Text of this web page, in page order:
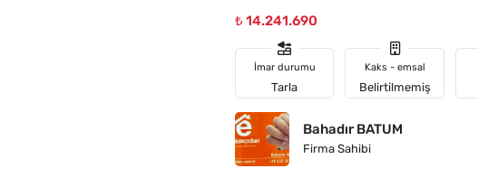
₺ 14.241.690
İmar durumu
Tarla
Kaks - emsal
Belirtilmemiş
Bahadır BATUM
Firma Sahibi